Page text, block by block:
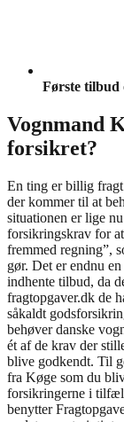
Første tilbud
Vognmand
forsikret?
En ting er billig
der kommer til at
situationen er lige
forsikringskrav for
fremmed regning”,
gør. Det er endnu
indhente tilbud, da
fragtopgaver.dk de
såkaldt
behøver danske
ét af de krav der
blive godkendt. Til
fra Køge som du
forsikringerne i
benytter